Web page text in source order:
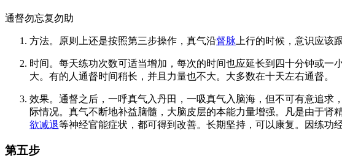
通督勿忘复勿助
方法。原则上还是按照第三步操作，真气沿督脉 上行的时候，意识应该
时间。每天练功次数可适当增加，每次的时间也应延长到四十分钟或
大。有的人通督时间稍长，并且力量也不大。大多数在十天左右通督。
效果。通督之后，一呼真气入丹田，一吸真气入脑海，但不可有意追求
际情况。真气不断地补益脑髓，大脑皮层的本能力量增强。凡是由于肾
欲减退等神经官能症状，都可得到改善。长期坚持，可以康复。因练功
第五步